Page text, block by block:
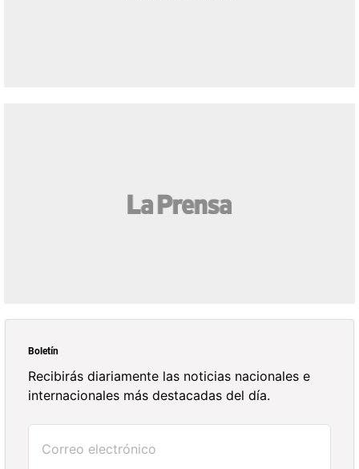
Boletín
Recibirás diariamente las noticias nacionales e
internacionales más destacadas del día.